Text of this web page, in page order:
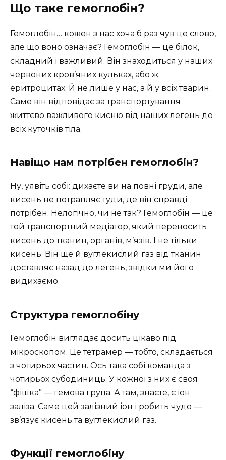
Що таке гемоглобін?
Гемоглобін… кожен з нас хоча б раз чув це слово,
але що воно означає? Гемоглобін — це білок,
складний і важливий. Він знаходиться у наших
червоних кров’яних кульках, або ж
еритроцитах. Й не лише у нас, а й у всіх тварин.
Саме він відповідає за транспортування
життєво важливого кисню від наших легень до
всіх куточків тіла.
Навіщо нам потрібен гемоглобін?
Ну, уявіть собі: дихаєте ви на повні груди, але
кисень не потрапляє туди, де він справді
потрібен. Нелогічно, чи не так? Гемоглобін — це
той транспортний медіатор, який переносить
кисень до тканин, органів, м’язів. І не тільки
кисень. Він ще й вуглекислий газ від тканин
доставляє назад до легень, звідки ми його
видихаємо.
Структура гемоглобіну
Гемоглобін виглядає досить цікаво під
мікроскопом. Це тетрамер — тобто, складається
з чотирьох частин. Ось така собі команда з
чотирьох субодиниць. У кожної з них є своя
“фішка” — гемова група. А там, знаєте, є іон
заліза. Саме цей залізний іон і робить чудо —
зв’язує кисень та вуглекислий газ.
Функції гемоглобіну